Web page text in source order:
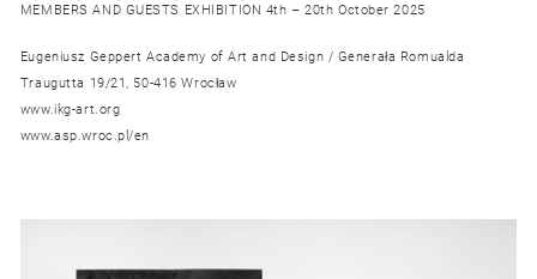
MEMBERS AND GUESTS EXHIBITION 4th – 20th October 2025
Eugeniusz Geppert Academy of Art and Design / Generała Romualda
Traugutta 19/21, 50-416 Wrocław
www.ikg-art.org
www.asp.wroc.pl/en